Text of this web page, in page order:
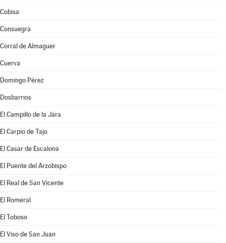
Cobisa
Consuegra
Corral de Almaguer
Cuerva
Domingo Pérez
Dosbarrios
El Campillo de la Jara
El Carpio de Tajo
El Casar de Escalona
El Puente del Arzobispo
El Real de San Vicente
El Romeral
El Toboso
El Viso de San Juan